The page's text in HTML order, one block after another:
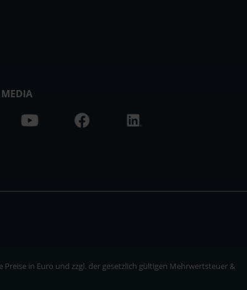
in Euro und zzgl. der gesetzlich gültigen Mehrwertsteuer &